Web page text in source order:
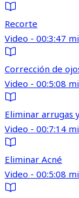
Recorte
Video - 00:3:47
Corrección de
Video - 00:5:08
Eliminar arrugas
Video - 00:7:14
Eliminar Acné
Video - 00:5:08